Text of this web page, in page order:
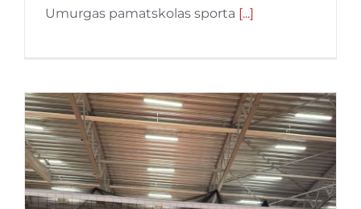
Umurgas pamatskolas sporta [...]